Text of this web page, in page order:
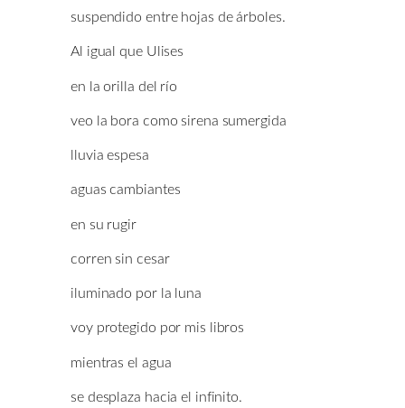
suspendido entre hojas de árboles.
Al igual que Ulises
en la orilla del río
veo la bora como sirena sumergida
lluvia espesa
aguas cambiantes
en su rugir
corren sin cesar
iluminado por la luna
voy protegido por mis libros
mientras el agua
se desplaza hacia el infinito.